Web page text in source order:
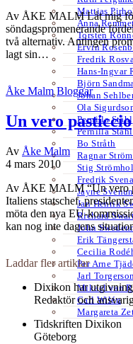
Mattias
Anna
Torsten
Ervin
Fredrik
Hans-Ingvar
Björn
Johan
Ola
Pernilla Ståhl
Pernilla
Bo Stråth
Ragnar
Stig
Fredrik
Jayne
Jan Henrik
Richard
John
Erik
Cecilia
Per Arne
Jarl Torgerson
Mikael van
Carl Wilén
Margareta
Av ÅKE MALM Låt mig
söndagspromenerande
två alternativ. Antingen
lagt sin…
Åke Malm Bloggar
Un vero pasticcio
Av Åke Malm
4 mars 2010
Av ÅKE MALM “Un vero
Italiens statschef,
möta den nya EU-
kan nog inte dagens
Laddar fler artiklar
Dixikon har
Redaktör och
Tidskriften Dixikon
Göteborg